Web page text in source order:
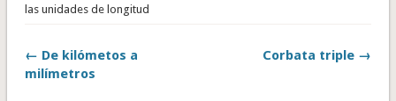
las unidades de longitud
← De kilómetos a
milímetros
Corbata triple →